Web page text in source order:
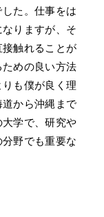
した。仕事をは
りますが、そ
触れることが
めの良い方法
も僕が良く理
から沖縄まで
学で、研究や
野でも重要な